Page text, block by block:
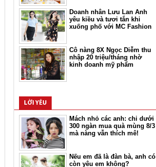
Doanh nhân Lưu Lan Anh
yêu kiều và tươi tắn khi
xuống phố với MC Fashion
Cô nàng 8X Ngọc Diễm thu
nhập 20 triệu/tháng nhờ
kinh doanh mỹ phẩm
LỜI YÊU
Mách nhỏ các anh: chi dưới
300 ngàn mua quà mùng 8/3
mà nàng vẫn thích mê!
Nếu em đã là đàn bà, anh có
còn yêu em không?